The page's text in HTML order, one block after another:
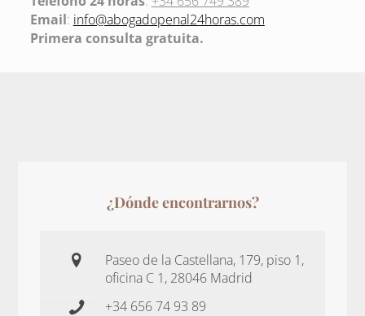
Email: info@abogadopenal24horas.com
Primera consulta gratuita.
¿Dónde encontrarnos?
Paseo de la Castellana, 179, piso 1,
oficina C 1, 28046 Madrid
+34 656 74 93 89